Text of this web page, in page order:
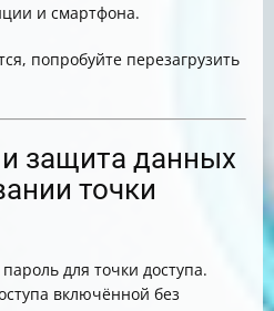
и смартфона.
попробуйте перезагрузить
защита данных
точки
для точки доступа.
включённой без